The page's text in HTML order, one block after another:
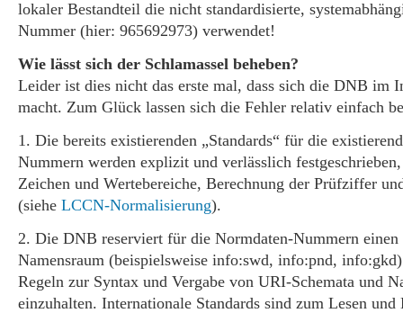
lokaler Bestandteil die nicht standardisierte,
Nummer (hier: 965692973) verwendet!
Wie lässt sich der Schlamassel beheben?
Leider ist dies nicht das erste mal, dass sich die DNB im
macht. Zum Glück lassen sich die Fehler relativ einfach
1. Die bereits existierenden „Standards“ für die
Nummern werden explizit und verlässlich
Zeichen und Wertebereiche, Berechnung der Prüfziffer
(siehe LCCN-Normalisierung).
2. Die DNB reserviert für die Normdaten-Nummern
Namensraum (beispielsweise info:swd, info:pnd,
Regeln zur Syntax und Vergabe von URI-Schemata und
einzuhalten. Internationale Standards sind zum Lesen und